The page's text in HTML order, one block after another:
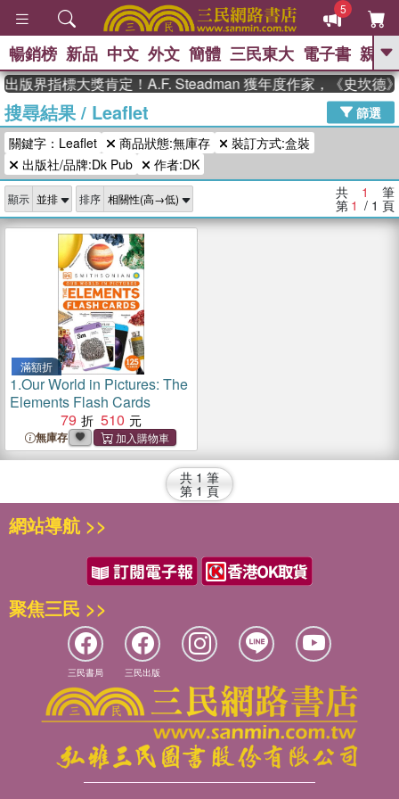
5
GO
The Odyssey 、
父親節 、 如果歷史是一群喵 、 暑期
推薦 、 國際布克獎 臺灣漫遊錄
念華
孩：黎曼猜想 、 偉大的迷走神經
暢銷榜 新品 中文 外文 簡體 三民東大 電子書 親子
版界指標大獎肯定！A.F. Steadman 獲年度作家，《史坎德
搜尋結果/ Leaflet
篩選
關鍵字：Leaflet
商品狀態:無庫存
裝訂方式:盒裝
出版社/品牌:Dk Pub
作者:DK
顯示 排序 共 1 筆
第 1 / 1 頁
滿額折
1.Our World in Pictures: The
Elements Flash Cards
79
510
無庫存
共 1 筆
第 1 頁
網站導航 >>
聚焦三民 >>
三民書局 三民出版